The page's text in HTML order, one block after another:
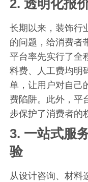
2.透明化报
长期以来，装饰行
的问题，给消费者
平台率先实行了全
料费、人工费均明
单，让用户对自己
费陷阱。此外，平
步保护了消费者的
3. 一站式服
验
从设计咨询、材料